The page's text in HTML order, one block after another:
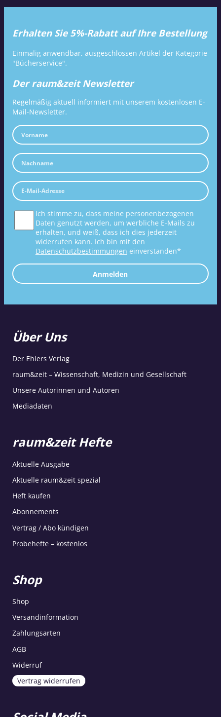
Erhalten Sie 5%-Rabatt auf Ihre Bestellung
Einmalig anwendbar, ausgeschlossen Artikel der Kategorie
"Bücherservice".
Der raum&zeit Newsletter
Regelmäßig aktuell informiert mit unserem kostenlosen E-
Mail-Newsletter.
Ich stimme zu, dass meine personenbezogenen
Daten genutzt werden, um werbliche E-Mails zu
erhalten, und weiß, dass ich dies jederzeit
widerrufen kann. Ich bin mit den
Datenschutzbestimmungen einverstanden*
Anmelden
Über Uns
Der Ehlers Verlag
raum&zeit – Wissenschaft, Medizin und Gesellschaft
Unsere Autorinnen und Autoren
Mediadaten
raum&zeit Hefte
Aktuelle Ausgabe
Aktuelle raum&zeit spezial
Heft kaufen
Abonnements
Vertrag / Abo kündigen
Probehefte – kostenlos
Shop
Shop
Versandinformation
Zahlungsarten
AGB
Widerruf
Vertrag widerrufen